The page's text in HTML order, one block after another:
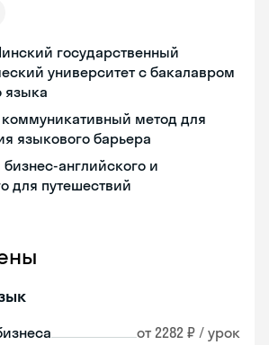
государственный
университет с бакалавром
языка
коммуникативный метод для
языкового барьера
английского и
для путешествий
от 2282 ₽ / урок